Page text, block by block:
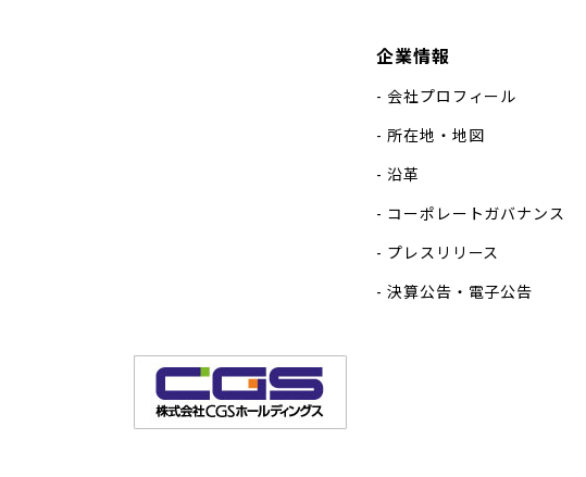
企業情報
会社プロフィール
所在地・地図
沿革
コーポレートガバナンス
プレスリリース
決算公告・電子公告